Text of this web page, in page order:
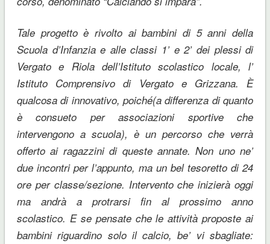
Tale progetto è rivolto ai bambini di 5 anni della
Scuola d’Infanzia e alle classi 1’ e 2’ dei plessi di
Vergato e Riola dell’Istituto scolastico locale, l’
Istituto Comprensivo di Vergato e Grizzana. È
qualcosa di innovativo, poiché(a differenza di quanto
è consueto per associazioni sportive che
intervengono a scuola), è un percorso che verrà
offerto ai ragazzini di queste annate. Non uno ne’
due incontri per l’appunto, ma un bel tesoretto di 24
ore per classe/sezione. Intervento che inizierà oggi
ma andrà a protrarsi fin al prossimo anno
scolastico. E se pensate che le attività proposte ai
bambini riguardino solo il calcio, be’ vi sbagliate: